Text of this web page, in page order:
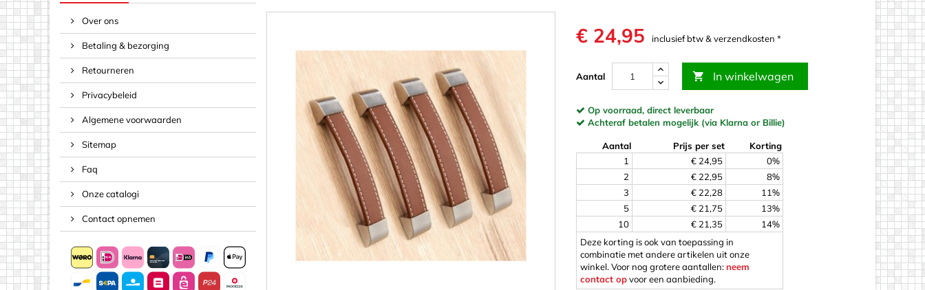
Bouten & Moeren
Haken, Ogen & Ringen
Klemmen, Binders & Gaas
Pinnen & Staafjes
Plankverbinders
Rampamoeren
Tape, Touw & Lijm
Dobbelstenen
Doppen & Knoppen
Figuren
Ornamenten & Houtsnijwerk
Schijven
Stokjes & Blokken
Wasknijpers
Woody&#39;s Kinderdoos
Acrylaat (plastic)
Magneten
Over ons
Betaling & bezorging
Retourneren
Privacybeleid
Algemene voorwaarden
Sitemap
Faq
Onze catalogi
Contact opnemen
€ 24,95 inclusief btw & verzendkosten *
Aantal  In winkelwagen
Op voorraad, direct leverbaar
Achteraf betalen mogelijk (via Klarna or Billie)
Aantal Prijs per set
Korting
1
€ 24,95
0%
2
€ 22,95
8%
3
€ 22,28
11%
5
€ 21,75
13%
10
€ 21,35
14%
Deze korting is ook van toepassing in
combinatie met andere artikelen uit onze
winkel. Voor nog grotere aantallen:neem
contact opvoor een aanbieding.